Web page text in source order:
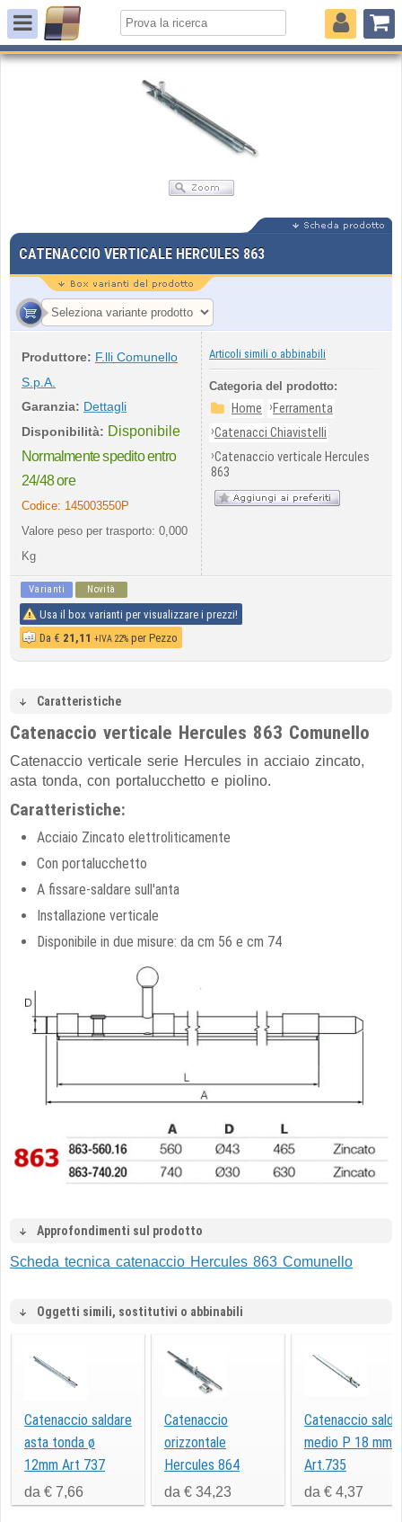
CATENACCIO VERTICALE HERCULES 863
Produttore: F.lli Comunello
S.p.A.
Garanzia: Dettagli
Disponibilità: Disponibile
Normalmente spedito entro
24/48 ore
Codice: 145003550P
Valore peso per trasporto: 0,000
Kg
Articoli simili o abbinabili
Categoria del prodotto:
Home ›Ferramenta
›Catenacci Chiavistelli
›Catenaccio verticale Hercules
863
Varianti Novità
Usa il box varianti per visualizzare i prezzi!
Da € 21,11 +IVA 22% per Pezzo
Caratteristiche
Catenaccio verticale Hercules 863 Comunello
Catenaccio verticale serie Hercules in acciaio zincato,
asta tonda, con portalucchetto e piolino.
Caratteristiche:
Acciaio Zincato elettroliticamente
Con portalucchetto
A fissare-saldare sull'anta
Installazione verticale
Disponibile in due misure: da cm 56 e cm 74
Approfondimenti sul prodotto
Scheda tecnica catenaccio Hercules 863 Comunello
Oggetti simili, sostitutivi o abbinabili
Catenaccio saldare
asta tonda ø
12mm Art 737
da € 7,66
Catenaccio
orizzontale
Hercules 864
da € 34,23
Catenaccio
medio P 18 mm
Art.735
da € 4,37